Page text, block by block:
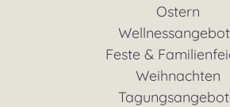
Ostern
Feste &
Weihnachten